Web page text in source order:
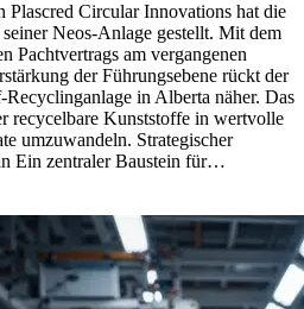
Plascred Circular Innovations hat die
Neos-Anlage gestellt. Mit dem
Pachtvertrags am vergangenen
der Führungsebene rückt der
in Alberta näher. Das
recycelbare Kunststoffe in wertvolle
umzuwandeln. Strategischer
Ein zentraler Baustein für…